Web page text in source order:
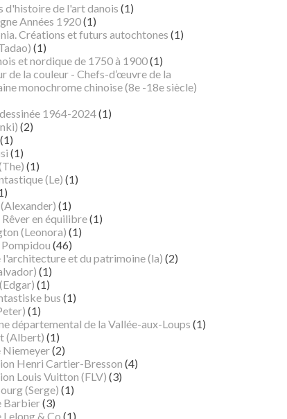
d'histoire de l'art danois (1)
Années 1920(1)
Créations et futurs autochtones (1)
(1)
et nordique de 1750 à 1900(1)
de la couleur - Chefs-d’œuvre de la
monochrome chinoise (8e -18e siècle)
1964-2024(1)
(2)
(1)
(1)
(1)
(Le) (1)
(1)
Rêver en équilibre(1)
(Leonora) (1)
(46)
l'architecture et du patrimoine (la) (2)
(1)
(1)
bus (1)
(1)
départemental de la Vallée-aux-Loups (1)
(Albert) (1)
Niemeyer(2)
Henri Cartier-Bresson (4)
Louis Vuitton (FLV) (3)
(Serge) (1)
Barbier(3)
Lelong & Co (1)